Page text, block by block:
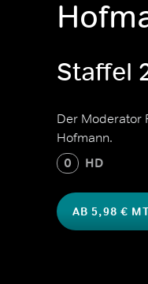
Staffel
Der Moderator
Hofmann.
0 HD
AB 5,98 €